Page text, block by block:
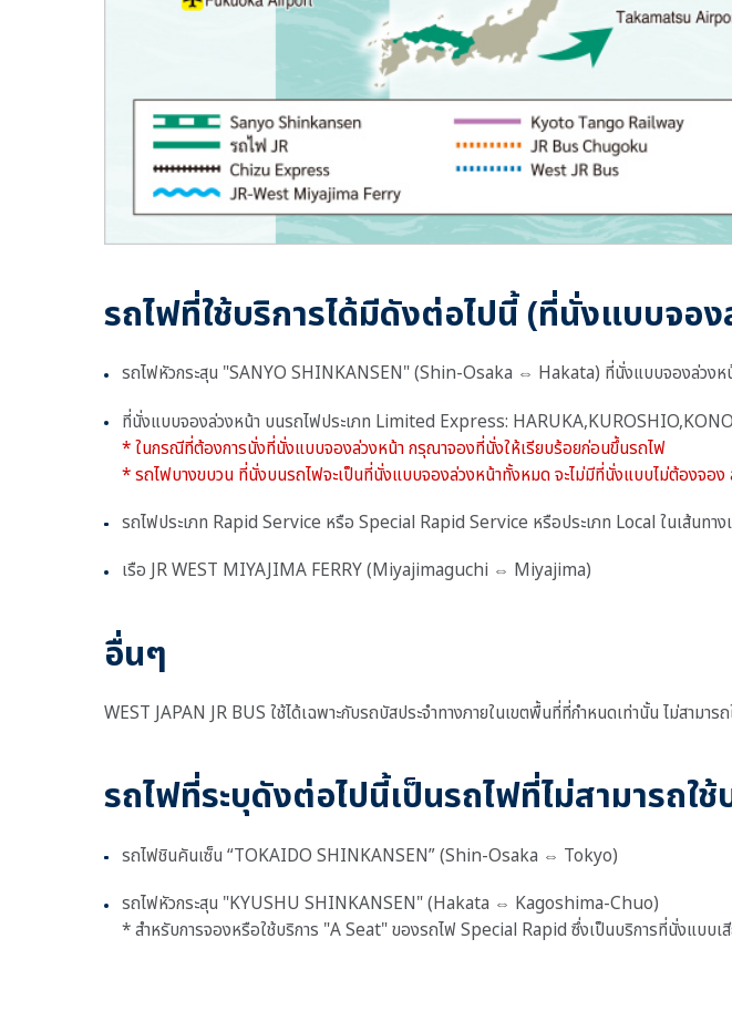
รถไฟที่ใช้บริการได้มีดังต่อไปนี้ (ที่นั่งแบบจอ
รถไฟหัวกระสุน "SANYO SHINKANSEN" (Shin-Osaka ⇔ Hakata) ที่นั่งแบบจองล่วงห
ที่นั่งแบบจองล่วงหน้า บนรถไฟประเภท Limited Express:
* ในกรณีที่ต้องการนั่งที่นั่งแบบจองล่วงหน้า กรุณาจองที่นั่งให้เรียบร้อยก่อนขึ้นรถไฟ
* รถไฟบางขบวน ที่นั่งบนรถไฟจะเป็นที่นั่งแบบจองล่วงหน้าทั้งหมด จะไม่มีที่นั่งแบบไม่ต้องจอ
รถไฟประเภท Rapid Service หรือ Special Rapid Service หรือประเภท Local ในเส้นทาง
เรือ JR WEST MIYAJIMA FERRY (Miyajimaguchi ⇔ Miyajima)
อื่นๆ
WEST JAPAN JR BUS ใช้ได้เฉพาะกับรถบัสประจำทางภายในเขตพื้นที่ที่กำหนดเท่านั้น ไม่สามาร
รถไฟที่ระบุดังต่อไปนี้เป็นรถไฟที่ไม่สามารถใช้
รถไฟชินคันเซ็น “TOKAIDO SHINKANSEN” (Shin-Osaka ⇔ Tokyo)
รถไฟหัวกระสุน "KYUSHU SHINKANSEN" (Hakata ⇔ Kagoshima-Chuo)
* สำหรับการจองหรือใช้บริการ "A Seat" ของรถไฟ Special Rapid ซึ่งเป็นบริการที่นั่งแบบเสี